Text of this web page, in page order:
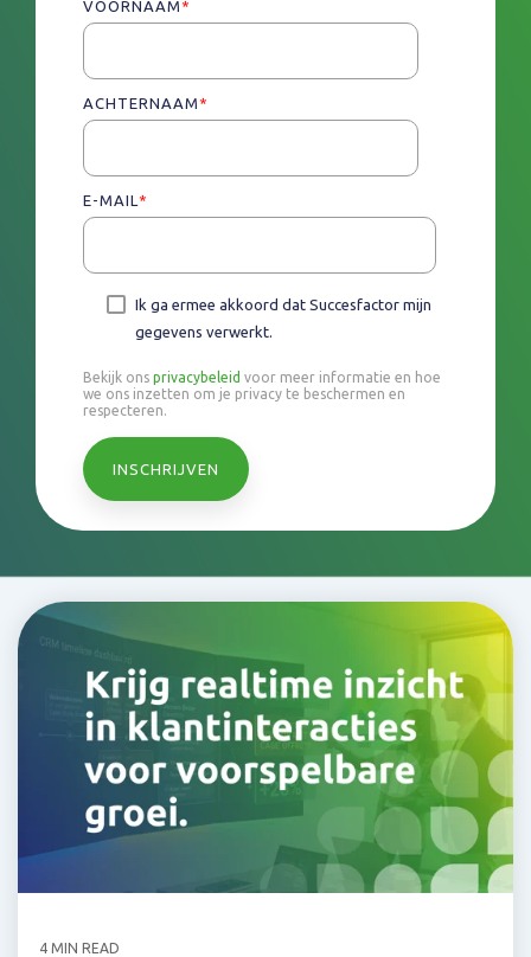
VOORNAAM *
ACHTERNAAM *
E-MAIL*
Ik ga ermee akkoord dat Succesfactor mijn
gegevens verwerkt.
Bekijk ons privacybeleid voor meer informatie en hoe
we ons inzetten om je privacy te beschermen en
respecteren.
4 MIN READ